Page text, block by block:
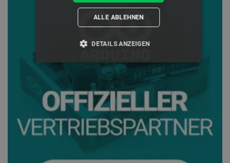
ALLE ABLEHNEN
DETAILS ANZEIGEN
UNBEDINGT ERFORDERLICH
PERFORMANCE TARGETING